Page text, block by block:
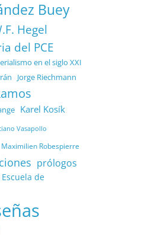
Buey
Hegel
del PCE
en el siglo XXI
Jorge Riechmann
Karel Kosík
Vasapollo
Maximilien Robespierre
prólogos
de